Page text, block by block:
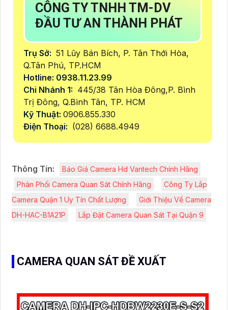
CÔNG TY TNHH TM-DV
ĐẦU TƯ AN THÀNH PHÁT
Trụ Sở: 51 Lũy Bán Bích, P. Tân Thới Hòa,
Q.Tân Phú, TP.HCM
Hotline: 0938.11.23.99
Chi Nhánh 1: 445/38 Tân Hòa Đông,P. Bình
Trị Đông, Q.Bình Tân, TP. HCM
Kỹ Thuật: 0906.855.330
Điện Thoại: (028) 6688.4949
Thông Tin:
Báo Giá Camera Hd Vantech Chính Hãng
Phân Phối Camera Quan Sát Chính Hãng
Công Ty Lắp
Camera Quận 1 Uy Tín Chất Lượng
Giới Thiệu Về Camera
DH-HAC-B1A21P
Lắp Đặt Camera Quan Sát Tại Quận 9
CAMERA QUAN SÁT ĐỀ XUẤT